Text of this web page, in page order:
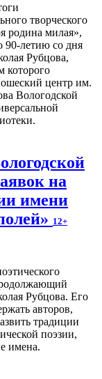
творческого
родина милая»,
90-летию со дня
Рубцова,
которого
центр им.
Вологодской
на
имени
12+
Рубцова. Его
авторов,
традиции
поэзии,
имена.